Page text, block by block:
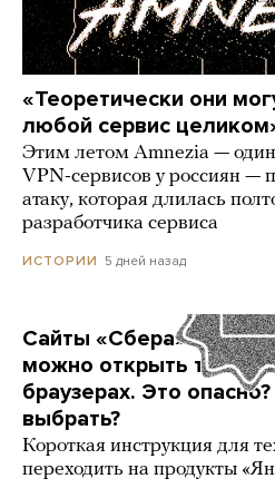
«Теоретически они
любой сервис
Этим летом Amnezia —
VPN-сервисов у россиян
атаку, которая длилась
разработчика сервиса
ИСТОРИИ 5 дней назад
Сайты «Сбера» и
можно открыть только
браузерах. Это
выбрать?
Короткая инструкция для
переходить на продукты